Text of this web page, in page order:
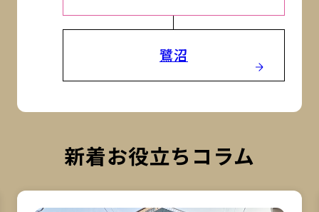
鷺沼
新着お役立ちコラム
詳細を見る